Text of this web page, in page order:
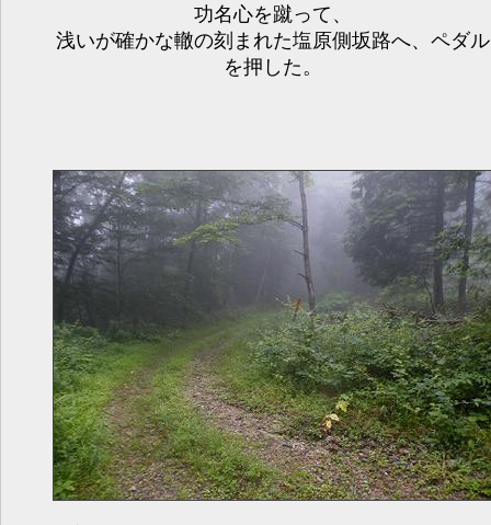
功名心を蹴って、
浅いが確かな轍の刻まれた塩原側坂路へ、ペダル
を押した。